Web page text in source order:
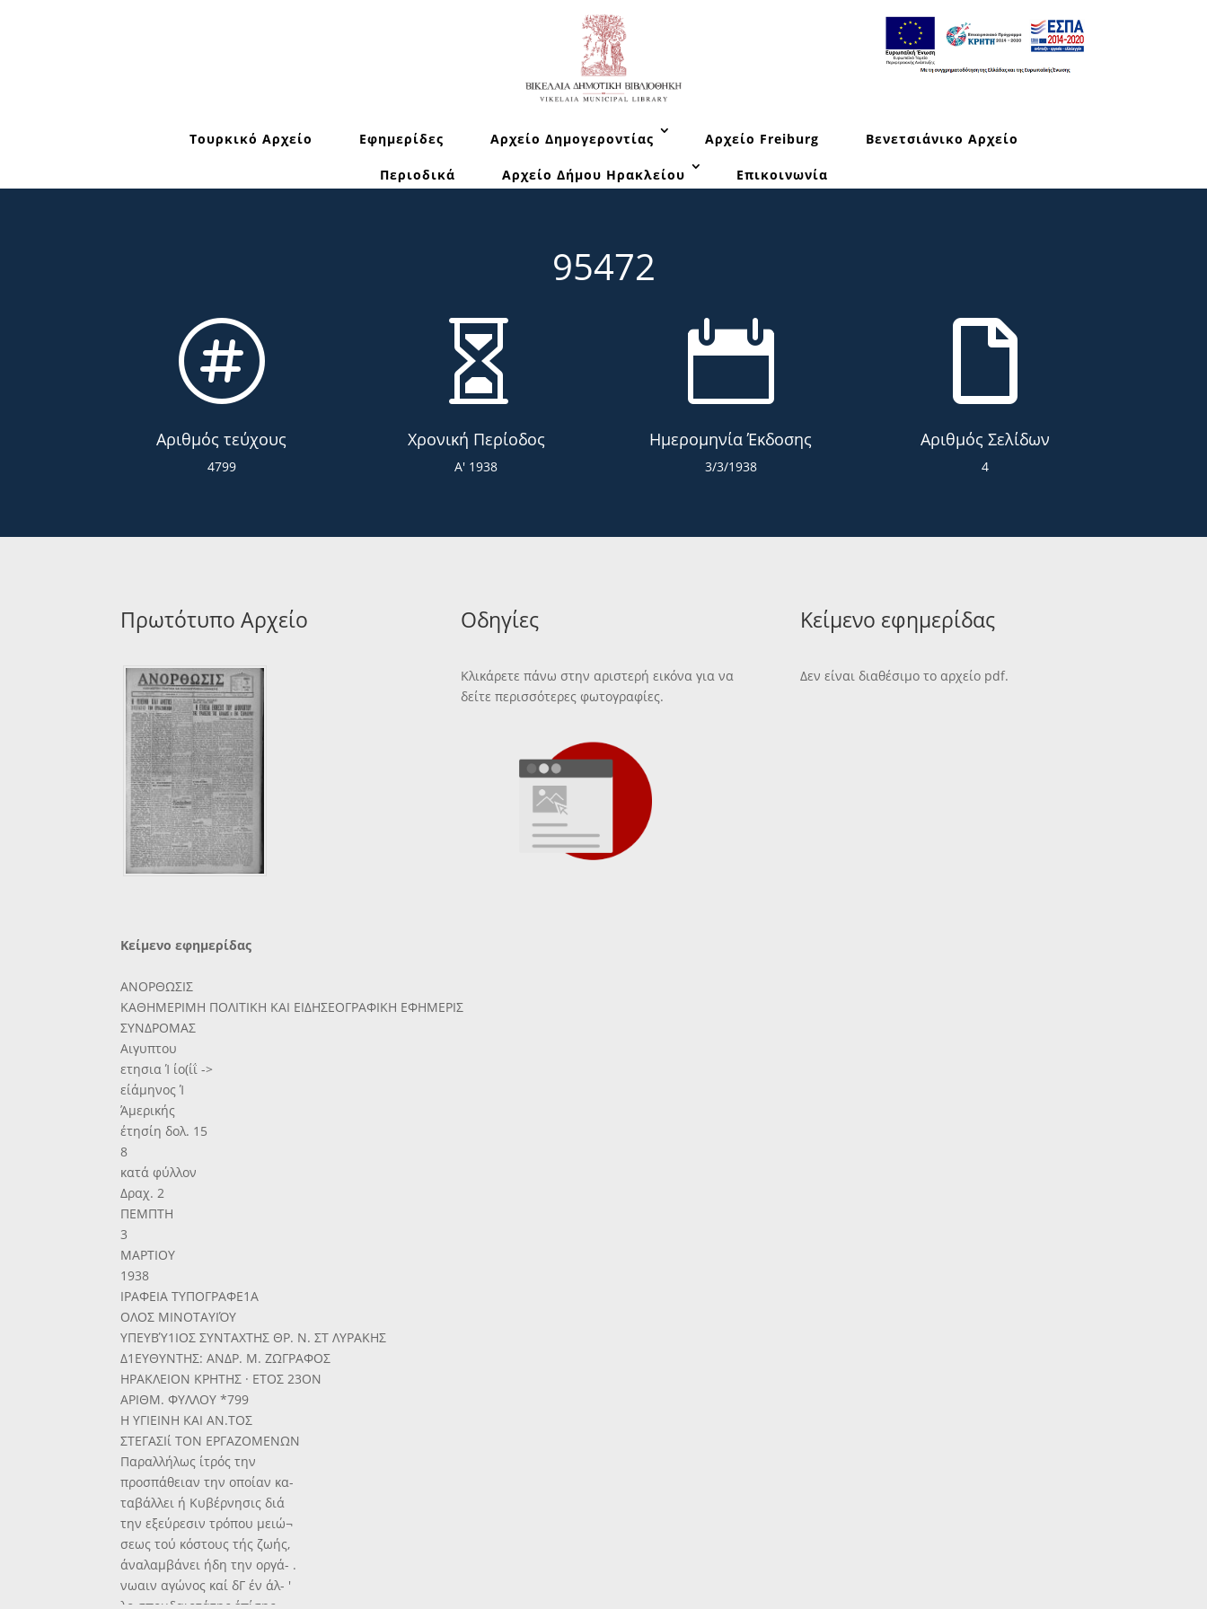
Τουρκικό Αρχείο Εφημερίδες Αρχείο Δημογεροντίας Αρχείο Freiburg Βενετσιάνικο Αρχείο
Περιοδικά Αρχείο Δήμου Ηρακλείου Επικοινωνία
95472

Αριθμός τεύχους
4799

Χρονική Περίοδος
Α' 1938

Ημερομηνία Έκδοσης
3/3/1938

Αριθμός Σελίδων
4
Πρωτότυπο Αρχείο Οδηγίες
Κλικάρετε πάνω στην αριστερή εικόνα για να
δείτε περισσότερες φωτογραφίες.
Κείμενο εφημερίδας
Δεν είναι διαθέσιμο το αρχείο pdf.
Κείμενο εφημερίδας
ΑΝΟΡΘΩΣΙΣ
ΚΑΘΗΜΕΡΙΜΗ ΠΟΛΙΤΙΚΗ ΚΑΙ ΕΙΔΗΣΕΟΓΡΑΦΙΚΗ ΕΦΗΜΕΡΙΣ
ΣΥΝΔΡΟΜΑΣ
Αιγυπτου
ετησια Ί ίο(ίΐ ->
είάμηνος Ί
Άμερικής
έτησίη δολ. 15
8
κατά φύλλον
Δραχ. 2
ΠΕΜΠΤΗ
3
ΜΑΡΤΙΟΥ
1938
ΙΡΑΦΕΙΑ ΤΥΠΟΓΡΑΦΕ1Α
ΟΛΟΣ ΜΙΝΟΤΑΥΙΌΥ
ΥΠΕΥΒΎ1ΙΟΣ ΣΥΝΤΑΧΤΗΣ ΘΡ. Ν. ΣΤ ΛΥΡΑΚΗΣ
Δ1ΕΥΘΥΝΤΗΣ: ΑΝΔΡ. Μ. ΖΩΓΡΑΦΟΣ
ΗΡΑΚΛΕΙΟΝ ΚΡΗΤΗΣ · ΕΤΟΣ 23ΟΝ
ΑΡΙΘΜ. ΦΥΛΛΟΥ *799
Η ΥΓΙΕΙΝΗ ΚΑΙ ΑΝ.ΤΟΣ
ΣΤΕΓΑΣΙί ΤΟΝ ΕΡΓΑΖΟΜΕΝΩΝ
Παραλλήλως ίτρός την
προσπάθειαν την οποίαν κα-
ταβάλλει ή Κυβέρνησις διά
την εξεύρεσιν τρόπου μειώ¬
σεως τού κόστους τής ζωής,
άναλαμβάνει ήδη την οργά- .
νωαιν αγώνος καί δΓ έν άλ- '